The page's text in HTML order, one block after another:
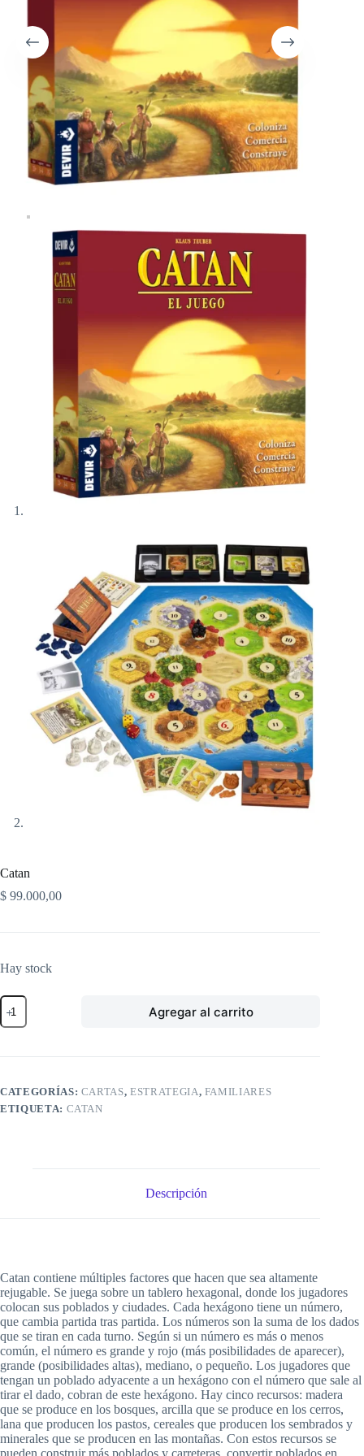
Catan
$ 99.000,00
Hay stock
Catan
cantidad
Agregar al carrito
CATEGORÍAS: CARTAS,ESTRATEGIA, FAMILIARES
ETIQUETA: CATAN
Descripción
Catan contiene múltiples factores que hacen que sea altamente
rejugable. Se juega sobre un tablero hexagonal, donde los jugadores
colocan sus poblados y ciudades. Cada hexágono tiene un número,
que cambia partida tras partida. Los números son la suma de los dados
que se tiran en cada turno. Según si un número es más o menos
común, el número es grande y rojo (más posibilidades de aparecer),
grande (posibilidades altas), mediano, o pequeño. Los jugadores que
tengan un poblado adyacente a un hexágono con el número que sale al
tirar el dado, cobran de este hexágono. Hay cinco recursos: madera
que se produce en los bosques, arcilla que se produce en los cerros,
lana que producen los pastos, cereales que producen los sembrados y
minerales que se producen en las montañas. Con estos recursos se
pueden construir más poblados y carreteras, convertir poblados en